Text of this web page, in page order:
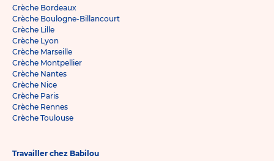
Crèche Bordeaux
Crèche Boulogne-Billancourt
Crèche Lille
Crèche Lyon
Crèche Marseille
Crèche Montpellier
Crèche Nantes
Crèche Nice
Crèche Paris
Crèche Rennes
Crèche Toulouse
Travailler chez Babilou